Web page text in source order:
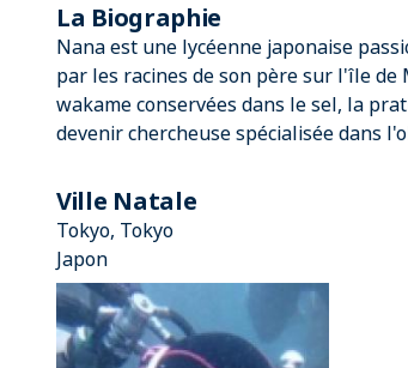
La Biographie
Nana est une lycéenne japonaise
par les racines de son père sur l'île de
wakame conservées dans le sel, la
devenir chercheuse spécialisée dans
Ville Natale
Tokyo, Tokyo
Japon